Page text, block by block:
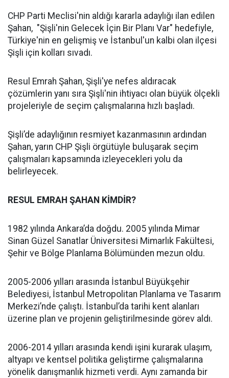
CHP Parti Meclisi'nin aldığı kararla adaylığı ilan edilen
Şahan, "Şişli'nin Gelecek İçin Bir Planı Var" hedefiyle,
Türkiye'nin en gelişmiş ve İstanbul'un kalbi olan ilçesi
Şişli için kolları sıvadı.
Resul Emrah Şahan, Şişli'ye nefes aldıracak
çözümlerin yanı sıra Şişli'nin ihtiyacı olan büyük ölçekli
projeleriyle de seçim çalışmalarına hızlı başladı.
Şişli’de adaylığının resmiyet kazanmasının ardından
Şahan, yarın CHP Şişli örgütüyle buluşarak seçim
çalışmaları kapsamında izleyecekleri yolu da
belirleyecek.
RESUL EMRAH ŞAHAN KİMDİR?
1982 yılında Ankara’da doğdu. 2005 yılında Mimar
Sinan Güzel Sanatlar Üniversitesi Mimarlık Fakültesi,
Şehir ve Bölge Planlama Bölümünden mezun oldu.
2005-2006 yılları arasında İstanbul Büyükşehir
Belediyesi, İstanbul Metropolitan Planlama ve Tasarım
Merkezi’nde çalıştı. İstanbul’da tarihi kent alanları
üzerine plan ve projenin geliştirilmesinde görev aldı.
2006-2014 yılları arasında kendi işini kurarak ulaşım,
altyapı ve kentsel politika geliştirme çalışmalarına
yönelik danışmanlık hizmeti verdi. Aynı zamanda bir